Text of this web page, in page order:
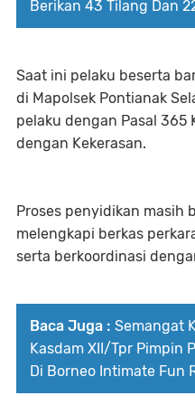
Berikan 43 Tilang Dan
Saat ini pelaku beserta
di Mapolsek Pontianak
pelaku dengan Pasal 365
dengan Kekerasan.
Proses penyidikan masih
melengkapi berkas
serta berkoordinasi
Baca Juga : Semangat
Kasdam XII/Tpr Pimpin
Di Borneo Intimate Fun